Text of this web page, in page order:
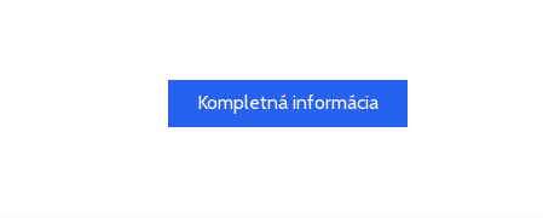
Kompletná informácia